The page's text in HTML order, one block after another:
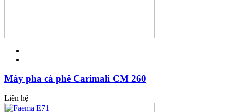
Máy pha cà phê Carimali CM 260
Liên hệ